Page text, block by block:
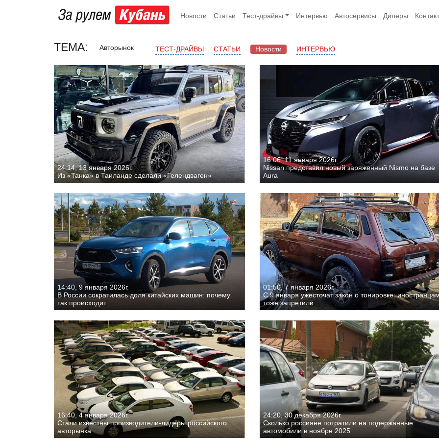
Новости Статьи Тест-драйвы Интервью Автосервисы Дилеры
ТЕМА: Авторынок ТЕСТ-ДРАЙВЫ СТАТЬИ Новости ИНТЕРВЬЮ
24:14, 13 января 2026г.
Из «Танка» в Таиланде сделали «Гелендваген»
16:06, 11 января 2026г.
Nissan представил новый заряженный Nismo на базе
Aura
14:40, 9 января 2026г.
В России сократилась доля китайских машин: почему
так происходит
01:50, 7 января 2026г.
С 9 января ужесточат закон о тонировке:
тоже запретили
16:40, 4 января 2026г.
Стали известны производители-лидеры российского
авторынка
24:20, 30 декабря 2026г.
Сколько россияне потратили на подержанные
автомобили в ноябре 2025